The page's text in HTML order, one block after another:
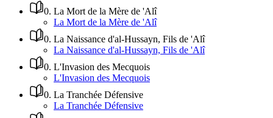
0. La Mort de la Mère de 'Alî
La Mort de la Mère de 'Alî
0. La Naissance d'al-Hussayn, Fils de 'Alî
La Naissance d'al-Hussayn, Fils de 'Alî
0. L'Invasion des Mecquois
L'Invasion des Mecquois
0. La Tranchée Défensive
La Tranchée Défensive